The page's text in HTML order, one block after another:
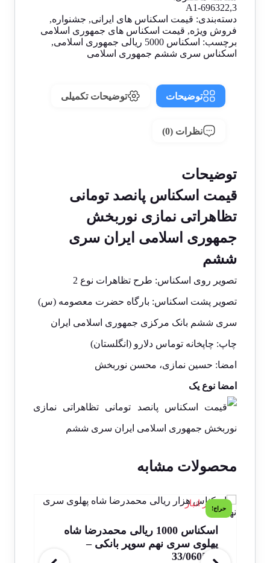
A1-696322,3
دسته‌بندی: قیمت اسکناس های ایرانی, جشنواره,
فروش ویژه, قیمت اسکناس های جمهوری اسلامی
برچسب: اسکناس 5000 ریالی جمهوری اسلامی
,
اسکناس سری ششم جمهوری اسلامی
توضیحات توضیحات تکمیلی
نظرات (0)
توضیحات
قیمت اسکناس پانصد تومانی
تظاهراتی نمازی نوربخش
جمهوری اسلامی ایران سری
ششم
تصویر روی اسکناس: طرح تظاهرات نوع 2
تصویر پشت اسکناس: بارگاه حضرت معصومه (س)
سری ششم بانک مرکزی جمهوری اسلامی ایران
چاپ: چاپخانه توماس دلارو (انگلستان)
امضا: حسین نمازی، محسن نوربخش
امضا نوع یک
محصولات مشابه
حراج!
اسکناس 1000 ریالی محمدرضا شاه
پهلوی سری نهم سوپر بانکی –
33/060569